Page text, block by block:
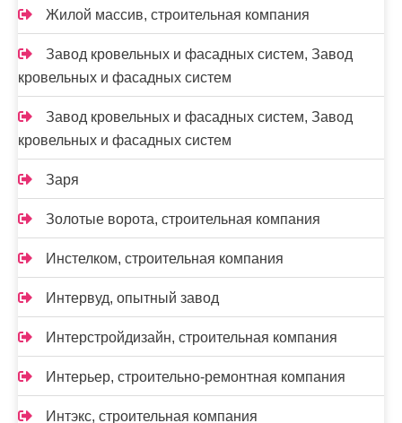
Жилой массив, строительная компания
Завод кровельных и фасадных систем, Завод
кровельных и фасадных систем
Завод кровельных и фасадных систем, Завод
кровельных и фасадных систем
Заря
Золотые ворота, строительная компания
Инстелком, строительная компания
Интервуд, опытный завод
Интерстройдизайн, строительная компания
Интерьер, строительно-ремонтная компания
Интэкс, строительная компания